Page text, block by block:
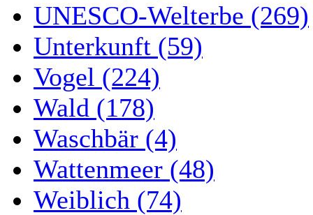
UNESCO-Welterbe (269)
Unterkunft (59)
Vogel (224)
Wald (178)
Waschbär (4)
Wattenmeer (48)
Weiblich (74)